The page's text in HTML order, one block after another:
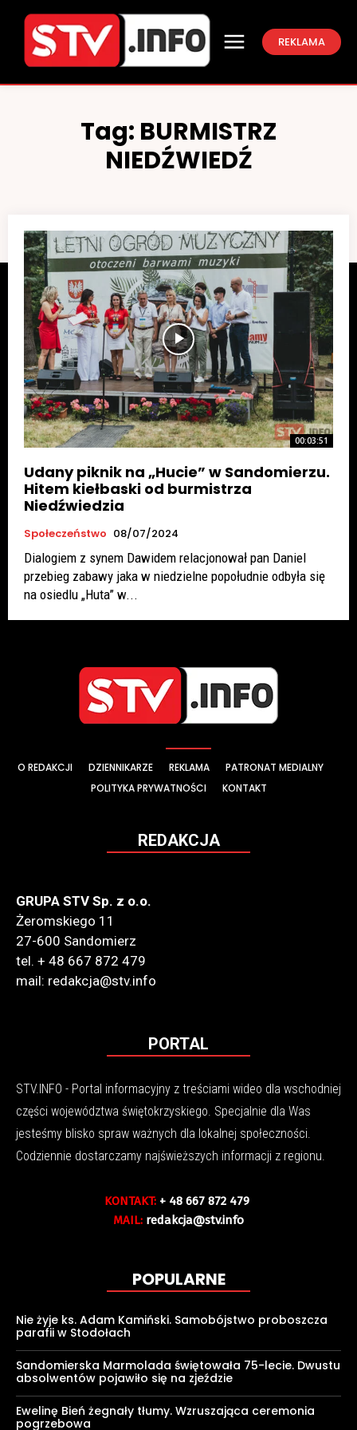
REKLAMA
Tag: BURMISTRZ
NIEDŹWIEDŹ
00:03:51
Udany piknik na „Hucie” w Sandomierzu.
Hitem kiełbaski od burmistrza
Niedźwiedzia
Społeczeństwo 08/07/2024
Dialogiem z synem Dawidem relacjonował pan Daniel
przebieg zabawy jaka w niedzielne popołudnie odbyła się
na osiedlu „Huta” w...
O REDAKCJI DZIENNIKARZE REKLAMA
PATRONAT MEDIALNY
POLITYKA PRYWATNOŚCI
KONTAKT
REDAKCJA
GRUPA STV Sp. z o.o.
Żeromskiego 11
27-600 Sandomierz
tel. + 48 667 872 479
mail: redakcja@stv.info
PORTAL
STV.INFO - Portal informacyjny z treściami wideo dla wschodniej
części województwa świętokrzyskiego. Specjalnie dla Was
jesteśmy blisko spraw ważnych dla lokalnej społeczności.
Codziennie dostarczamy najświeższych informacji z regionu.
KONTAKT: + 48 667 872 479
MAIL: redakcja@stv.info
POPULARNE
Nie żyje ks. Adam Kamiński. Samobójstwo proboszcza
parafii w Stodołach
Sandomierska Marmolada świętowała 75-lecie. Dwustu
absolwentów pojawiło się na zjeździe
Ewelinę Bień żegnały tłumy. Wzruszająca ceremonia
pogrzebowa